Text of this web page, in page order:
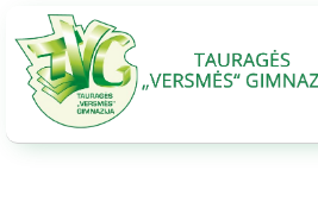
to
content